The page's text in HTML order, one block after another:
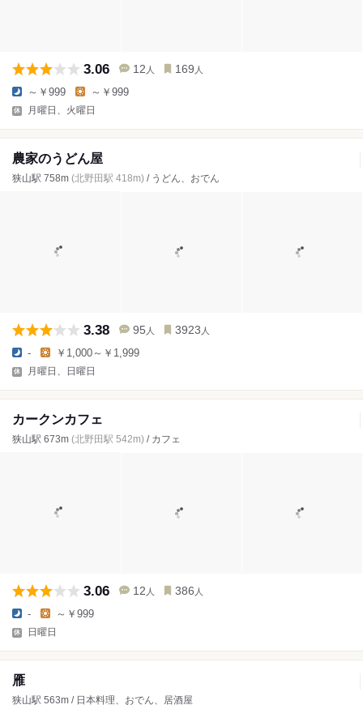
3.06 12 人 169 人
～￥999 ～￥999
月曜日、火曜日
農家のうどん屋
狭山駅 758m (北野田駅 418m) / うどん、おでん
3.38 95 人 3923 人
- ￥1,000～￥1,999
月曜日、日曜日
カークンカフェ
狭山駅 673m (北野田駅 542m) / カフェ
3.06 12 人 386 人
- ～￥999
日曜日
雁
狭山駅 563m / 日本料理、おでん、居酒屋